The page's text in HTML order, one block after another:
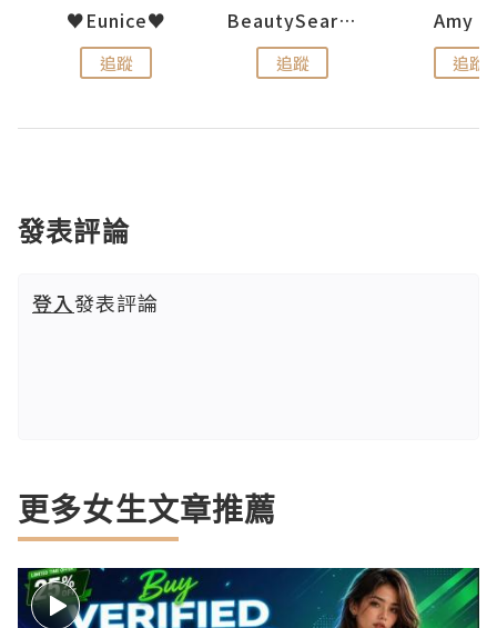
♥Eunice♥
追蹤
BeautySearch
追蹤
Amy
追蹤
發表評論
登入發表評論
更多女生文章推薦